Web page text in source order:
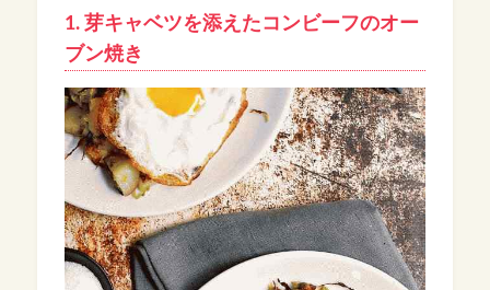
1. 芽キャベツを添えたコンビーフのオー
ブン焼き